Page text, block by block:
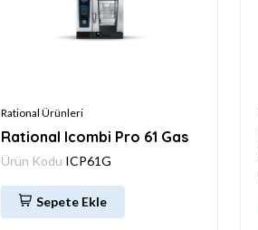
Rational Ürünleri
Rational Icombi Pro 61 Gas
Ürün Kodu ICP61G
Sepete Ekle